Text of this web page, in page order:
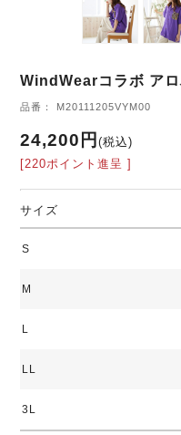
WindWearコラボ ア
品番： M20111205VYM00
24,200円(税込)
[220ポイント進呈 ]
サイズ
S
M
L
LL
3L